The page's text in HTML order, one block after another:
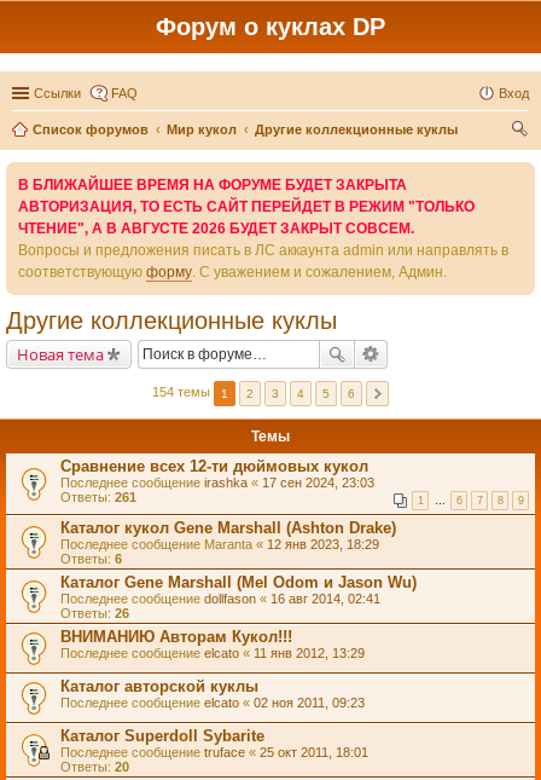
Форум о куклах DP
Ссылки FAQ Вход
Список форумов Мир кукол
Другие коллекционные куклы
В БЛИЖАЙШЕЕ ВРЕМЯ НА ФОРУМЕ БУДЕТ ЗАКРЫТА
АВТОРИЗАЦИЯ, ТО ЕСТЬ САЙТ ПЕРЕЙДЕТ В РЕЖИМ "ТОЛЬКО
ЧТЕНИЕ", А В АВГУСТЕ 2026 БУДЕТ ЗАКРЫТ СОВСЕМ.
Вопросы и предложения писать в ЛС аккаунта admin или направлять в
соответствующую форму. С уважением и сожалением, Админ.
Другие коллекционные куклы
Новая тема
154 темы 1 2 3 4 5 6
Темы
Сравнение всех 12-ти дюймовых кукол
Последнее сообщение irashka « 17 сен 2024, 23:03
Ответы: 261 1 … 6 7 8 9
Каталог кукол Gene Marshall (Ashton Drake)
Последнее сообщение Maranta « 12 янв 2023, 18:29
Ответы: 6
Каталог Gene Marshall (Mel Odom и Jason Wu)
Последнее сообщение dollfason « 16 авг 2014, 02:41
Ответы: 26
ВНИМАНИЮ Авторам Кукол!!!
Последнее сообщение elcato « 11 янв 2012, 13:29
Каталог авторской куклы
Последнее сообщение elcato « 02 ноя 2011, 09:23
Каталог Superdoll Sybarite
Последнее сообщение truface « 25 окт 2011, 18:01
Ответы: 20